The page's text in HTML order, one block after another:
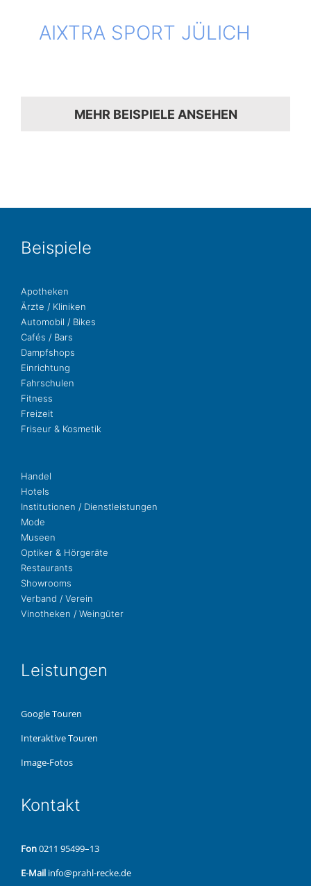
AIXTRA SPORT JÜLICH
MEHR BEISPIELE ANSEHEN
Bei­spie­le
Apo­the­ken
Ärzte / Kliniken
Auto­mo­bil / Bikes
Cafés / Bars
Dampf­shops
Ein­rich­tung
Fahr­schu­len
Fit­ness
Freizeit
Fri­seur & Kosmetik
Handel
Hotels
Insti­tu­tio­nen / Dienstleistungen
Mode
Museen
Opti­ker & Hörgeräte
Restau­rants
Show­rooms
Ver­band / Verein
Vino­the­ken / Weingüter
Leis­tun­gen
Google Touren
Inter­ak­ti­ve Touren
Image-Fotos
Kon­takt
Fon0211 95499–13
E‑Mail info@prahl-recke.de